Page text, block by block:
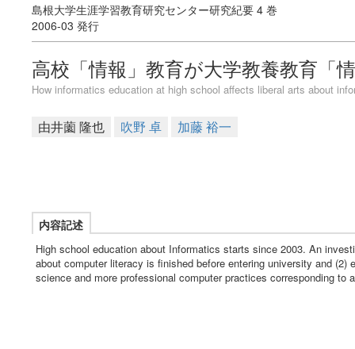
島根大学生涯学習教育研究センター研究紀要 4 巻
2006-03 発行
高校「情報」教育が大学教養教育「
How informatics education at high school affects liberal arts about
由井薗 隆也 吹野 卓 加藤 裕一
内容記述
High school education about Informatics starts since 2003. An
about computer literacy is finished before entering university and
science and more professional computer practices corresponding to